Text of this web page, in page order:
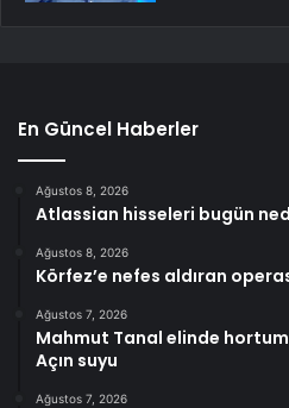
En Güncel Haberler
Ağustos 8, 2026
Atlassian hisseleri bugün
Ağustos 8, 2026
Körfez’e nefes aldıran
Ağustos 7, 2026
Mahmut Tanal elinde
Açın suyu
Ağustos 7, 2026